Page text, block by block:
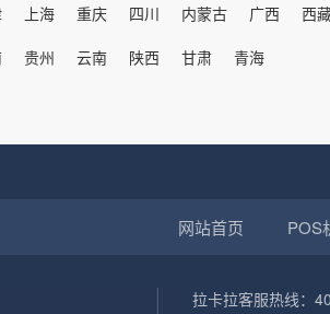
荐朋友来。
姐 广西南宁
质量非常好，到账速度很快，特别
上海 重庆 四川 内蒙古 广西
西
贵州 云南 陕西 甘肃 青海
网站首页 POS
拉卡拉客服热线：